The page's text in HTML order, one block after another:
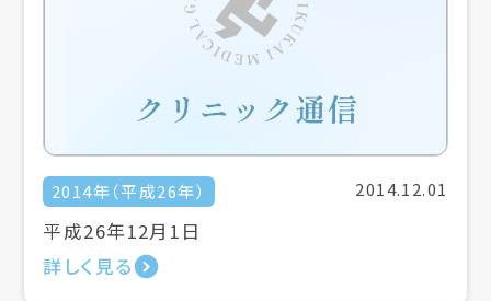
2014年（平成26年） 2014.12.01
平成26年12月1日
詳しく見る